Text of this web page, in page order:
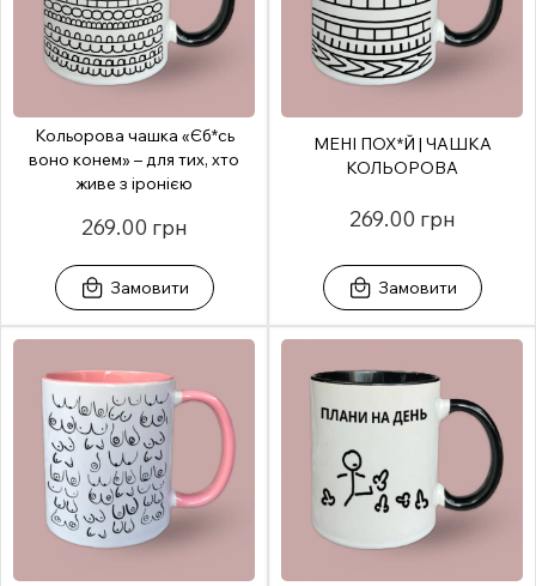
Кольорова чашка «Єб*сь
воно конем» – для тих, хто
живе з іронією
269.00 грн
Замовити
МЕНІ ПОХ*Й | ЧАШКА
КОЛЬОРОВА
269.00 грн
Замовити